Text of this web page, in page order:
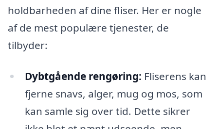
holdbarheden af dine fliser. Her er nogle
af de mest populære tjenester, de
tilbyder:
Dybtgående rengøring: Fliserens kan
fjerne snavs, alger, mug og mos, som
kan samle sig over tid. Dette sikrer